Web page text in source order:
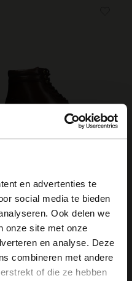
en advertenties te
social media te bieden
Ook delen we
onze site met onze
en analyse. Deze
combineren met andere
of die ze hebben
Manfield
Bruine leren veterboots
139.99 ×
in English?
isn't Dutch. Would